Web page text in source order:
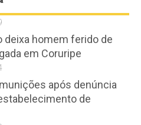
deixa homem ferido de
em Coruripe
após denúncia
de